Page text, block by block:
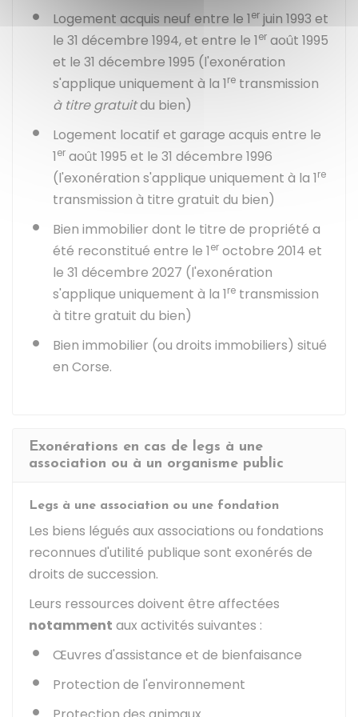
Logement acquis neuf entre le 1er juin 1993 et
le 31 décembre 1994, et entre le 1er août 1995
et le 31 décembre 1995 (l'exonération
s'applique uniquement à la 1re transmission
à titre gratuitdu bien)
Logement locatif et garage acquis entre le
1er août 1995 et le 31 décembre 1996
(l'exonération s'applique uniquement à la 1re
transmission à titre gratuit du bien)
Bien immobilier dont le titre de propriété a
été reconstitué entre le 1er octobre 2014 et
le 31 décembre 2027 (l'exonération
s'applique uniquement à la 1re transmission
à titre gratuit du bien)
Bien immobilier (ou droits immobiliers) situé
en Corse.
Exonérations en cas de legs à une
association ou à un organisme public
Legs à une association ou une fondation
Les biens légués aux associations ou fondations
reconnues d'utilité publique sont exonérés de
droits de succession.
Leurs ressources doivent être affectées
notamment aux activités suivantes :
Œuvres d'assistance et de bienfaisance
Protection de l'environnement